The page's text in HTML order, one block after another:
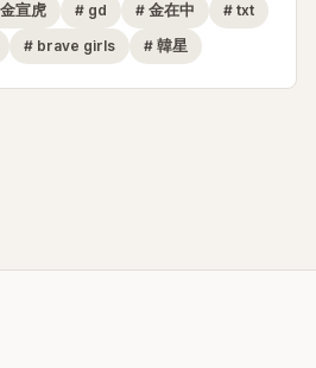
金宣虎 # gd # 金在中 # txt
# brave girls # 韓星